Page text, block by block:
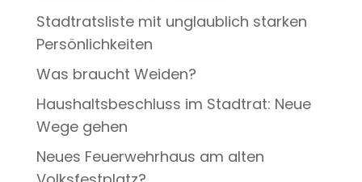
Stadtratsliste mit unglaublich starken
Persönlichkeiten
Was braucht Weiden?
Haushaltsbeschluss im Stadtrat: Neue
Wege gehen
Neues Feuerwehrhaus am alten